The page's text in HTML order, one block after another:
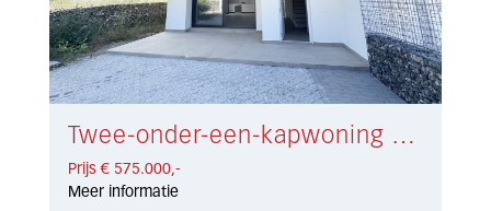
Twee-onder-een-kapwoning Riviera del Sol € 575.000,-
Prijs € 575.000,-
Meer informatie